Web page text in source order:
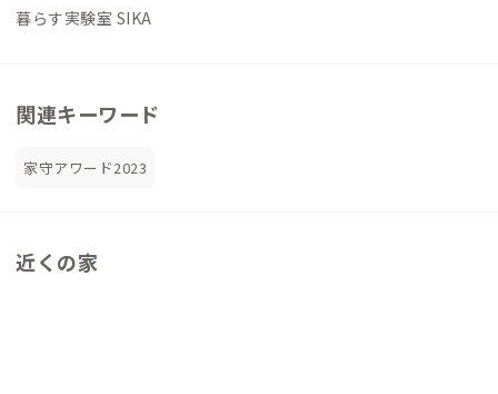
暮らす実験室 SIKA
関連キーワード
家守アワード2023
近くの家